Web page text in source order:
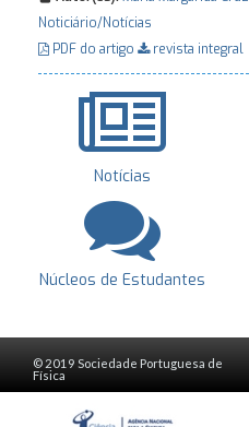
Noticiário/Notícias
PDF do artigo
revista integral
Notícias
Núcleos de Estudantes
© 2019 Sociedade Portuguesa de
Física